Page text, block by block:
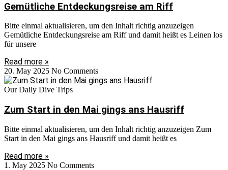
Gemütliche Entdeckungsreise am Riff
Bitte einmal aktualisieren, um den Inhalt richtig anzuzeigen
Gemütliche Entdeckungsreise am Riff und damit heißt es Leinen los
für unsere
Read more »
20. May 2025 No Comments
Our Daily Dive Trips
Zum Start in den Mai gings ans Hausriff
Bitte einmal aktualisieren, um den Inhalt richtig anzuzeigen Zum
Start in den Mai gings ans Hausriff und damit heißt es
Read more »
1. May 2025 No Comments